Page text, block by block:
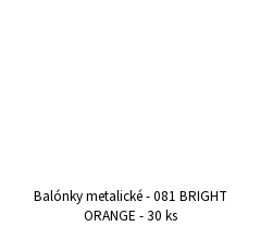
Balónky metalické - 081 BRIGHT
ORANGE - 30 ks